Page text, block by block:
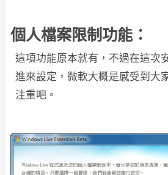
個人檔案限制功能：
這項功能原本就有，不過在這次
進來設定，微軟大概是感受到大
注重吧。